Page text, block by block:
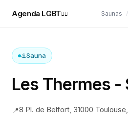
Agenda LGBT🏳️‍🌈 Saunas /
♨️Sauna
Les Thermes -
📍8 Pl. de Belfort, 31000